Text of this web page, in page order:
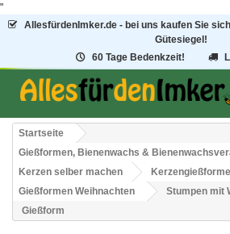
"
AllesfürdenImker.de - bei uns kaufen Sie
Gütesiegel!
60 Tage Bedenkzeit!
Startseite
Gießformen, Bienenwachs &
Kerzen selber machen
Gießformen Weihnachten
Stumpen mit
Gießform